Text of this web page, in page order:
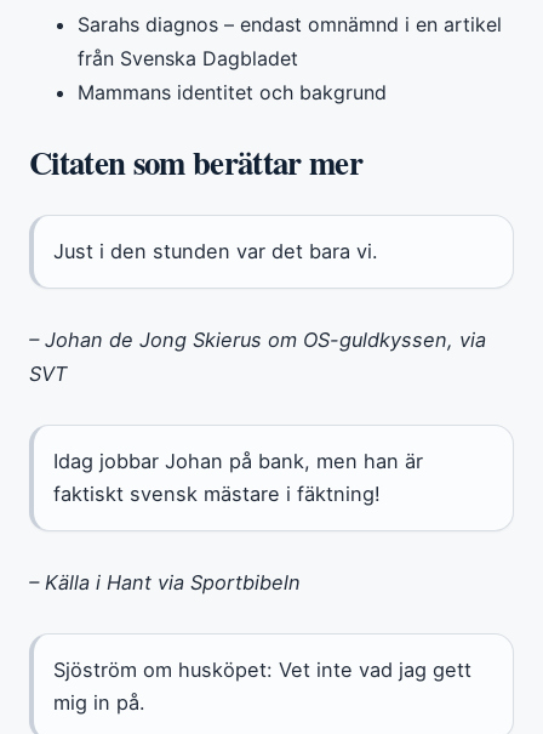
Sarahs diagnos – endast omnämnd i en artikel
från Svenska Dagbladet
Mammans identitet och bakgrund
Citaten som berättar mer
Just i den stunden var det bara vi.
– Johan de Jong Skierus om OS-guldkyssen, via
SVT
Idag jobbar Johan på bank, men han är
faktiskt svensk mästare i fäktning!
– Källa i Hant via Sportbibeln
Sjöström om husköpet: Vet inte vad jag gett
mig in på.